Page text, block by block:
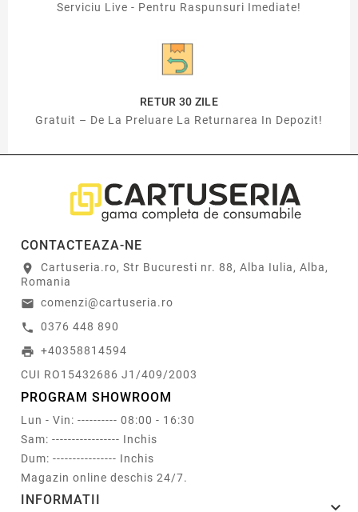
Serviciu Live - Pentru Raspunsuri Imediate!
RETUR 30 ZILE
Gratuit – De La Preluare La Returnarea In Depozit!
CONTACTEAZA-NE
location_on
Cartuseria.ro, Str Bucuresti nr. 88, Alba Iulia, Alba,
Romania
email comenzi@cartuseria.ro
call 0376 448 890
print +40358814594
CUI RO15432686 J1/409/2003
PROGRAM SHOWROOM
Lun - Vin: ---------- 08:00 - 16:30
Sam: ----------------- Inchis
Dum: ---------------- Inchis
Magazin online deschis 24/7.
INFORMATII 